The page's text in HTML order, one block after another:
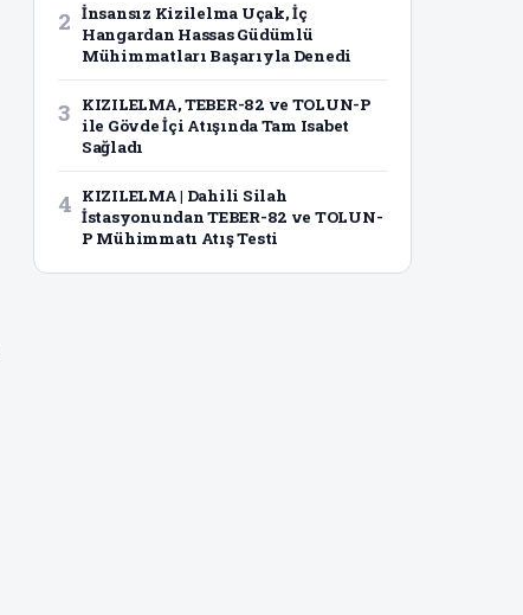
2 İnsansız Kizilelma Uçak, İç
Hangardan Hassas Güdümlü
Mühimmatları Başarıyla Denedi
3
KIZILELMA, TEBER-82 ve TOLUN-P
ile Gövde İçi Atışında Tam Isabet
Sağladı
4 KIZILELMA | Dahili Silah
İstasyonundan TEBER-82 ve TOLUN-
P Mühimmatı Atış Testi